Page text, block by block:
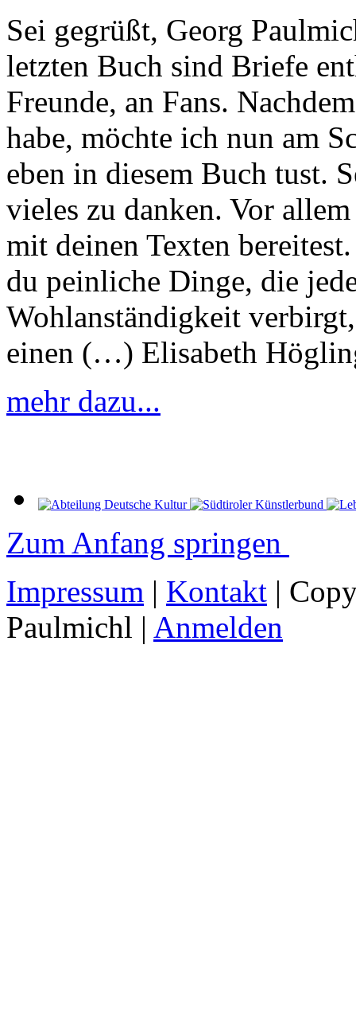
Sei gegrüßt, Georg
letzten Buch sind Briefe
Freunde, an Fans.
habe, möchte ich nun am
eben in diesem Buch tust.
vieles zu danken. Vor
mit deinen Texten
du peinliche Dinge, die
Wohlanständigkeit
einen (…) Elisabeth
mehr dazu...
Zum Anfang springen
Impressum | Kontakt |
Paulmichl | Anmelden